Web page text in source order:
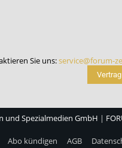
Sie uns:service@forum-
und Spezialmedien GmbH |
Abo kündigen AGB